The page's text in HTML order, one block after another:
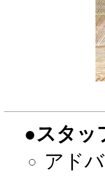
●スタッ
アド